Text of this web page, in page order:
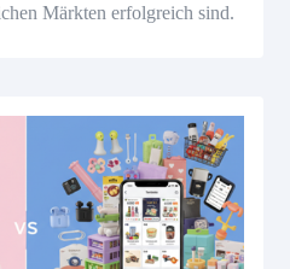
Märkten erfolgreich sind.